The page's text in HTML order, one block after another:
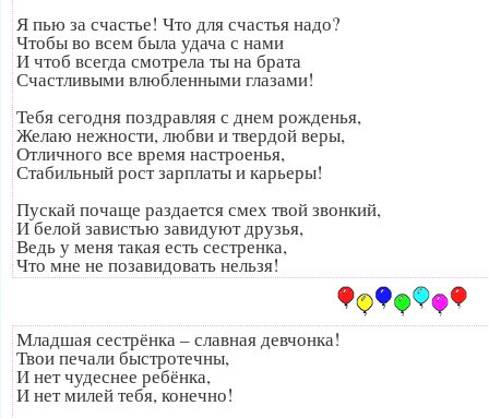
Я пью за счастье! Что для счастья надо?
Чтобы во всем была удача с нами
И чтоб всегда смотрела ты на брата
Счастливыми влюбленными глазами!
Тебя сегодня поздравляя с днем рожденья,
Желаю нежности, любви и твердой веры,
Отличного все время настроенья,
Стабильный рост зарплаты и карьеры!
Пускай почаще раздается смех твой звонкий,
И белой завистью завидуют друзья,
Ведь у меня такая есть сестренка,
Что мне не позавидовать нельзя!
Младшая сестрёнка – славная девчонка!
Твои печали быстротечны,
И нет чудеснее ребёнка,
И нет милей тебя, конечно!